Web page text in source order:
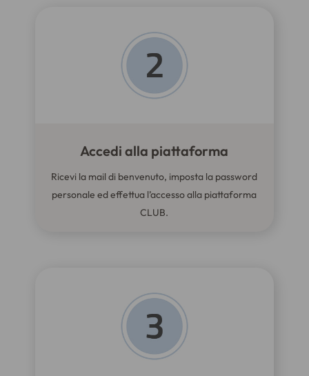
Accedi alla piattaforma
Ricevi la mail di benvenuto, imposta la password
personale ed effettua l’accesso alla piattaforma
CLUB.